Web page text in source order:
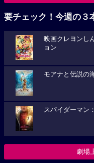
要チェック！今週の３
映画クレヨンし
ョン
モアナと伝説の
スパイダーマン
劇場